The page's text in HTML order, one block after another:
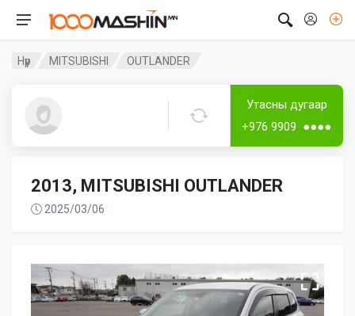
Нүүр MITSUBISHI OUTLANDER
Утасны дугаар
+976 9909 ●●●●
2013, MITSUBISHI OUTLANDER
2025/03/06